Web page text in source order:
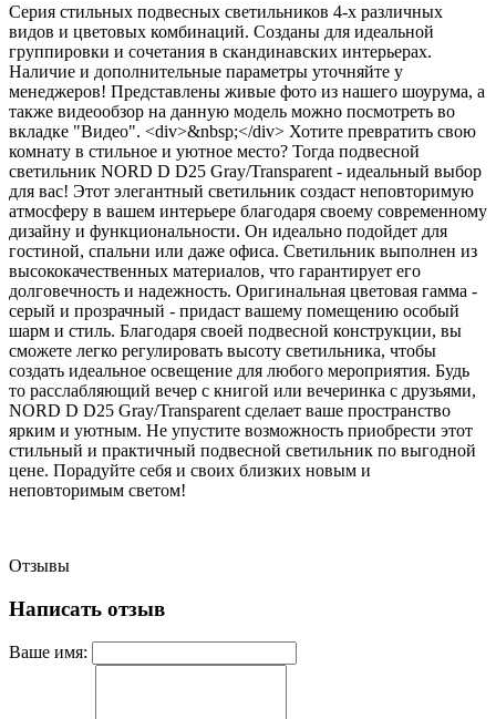
Серия стильных подвесных светильников 4-х различных
видов и цветовых комбинаций. Созданы для идеальной
группировки и сочетания в скандинавских интерьерах.
Наличие и дополнительные параметры уточняйте у
менеджеров! Представлены живые фото из нашего шоурума, а
также видеообзор на данную модель можно посмотреть во
вкладке "Видео". <div>&nbsp;</div> Хотите превратить свою
комнату в стильное и уютное место? Тогда подвесной
светильник NORD D D25 Gray/Transparent - идеальный выбор
для вас! Этот элегантный светильник создаст неповторимую
атмосферу в вашем интерьере благодаря своему современному
дизайну и функциональности. Он идеально подойдет для
гостиной, спальни или даже офиса. Светильник выполнен из
высококачественных материалов, что гарантирует его
долговечность и надежность. Оригинальная цветовая гамма -
серый и прозрачный - придаст вашему помещению особый
шарм и стиль. Благодаря своей подвесной конструкции, вы
сможете легко регулировать высоту светильника, чтобы
создать идеальное освещение для любого мероприятия. Будь
то расслабляющий вечер с книгой или вечеринка с друзьями,
NORD D D25 Gray/Transparent сделает ваше пространство
ярким и уютным. Не упустите возможность приобрести этот
стильный и практичный подвесной светильник по выгодной
цене. Порадуйте себя и своих близких новым и
неповторимым светом!
Отзывы
Написать отзыв
Ваше имя: